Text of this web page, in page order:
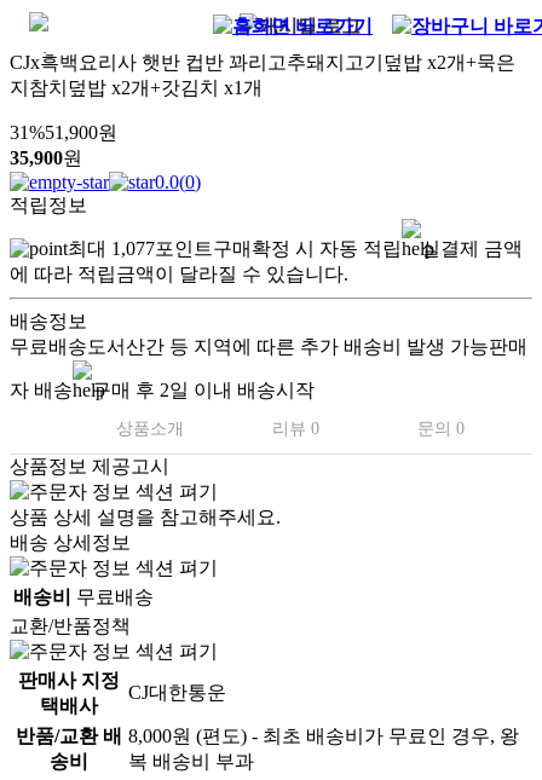
CJx흑백요리사 햇반 컵반 꽈리고추돼지고기덮밥 x2개+묵은
지참치덮밥 x2개+갓김치 x1개
31%51,900원
35,900원
0.0(0)
적립정보
최대 1,077포인트구매확정 시 자동 적립
실결제 금액
에 따라 적립금액이 달라질 수 있습니다.
배송정보
무료배송도서산간 등 지역에 따른 추가 배송비 발생 가능판매
자 배송 구매 후 2일 이내 배송시작
상품소개 리뷰 0 문의 0
상품정보 제공고시
상품 상세 설명을 참고해주세요.
배송 상세정보
배송비
무료배송
교환/반품정책
판매사 지정
택배사
CJ대한통운
반품/교환 배
송비
8,000원 (편도) - 최초 배송비가 무료인 경우, 왕
복 배송비 부과